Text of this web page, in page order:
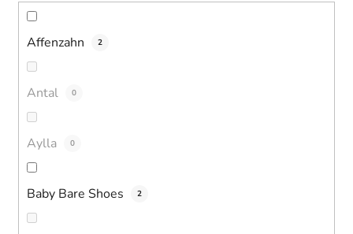
Affenzahn 2
Antal 0
Aylla 0
Baby Bare Shoes 2